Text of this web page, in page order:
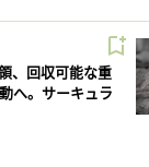
、回収可能な重
へ。サーキュラ